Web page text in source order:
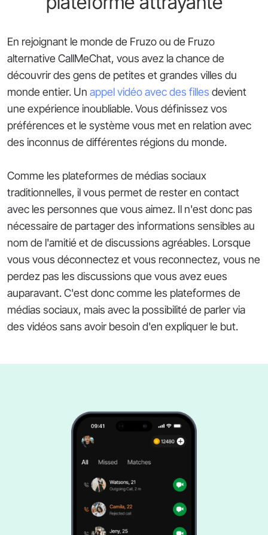
En rejoignant le monde de Fruzo ou de Fruzo
alternative CallMeChat, vous avez la chance de
découvrir des gens de petites et grandes villes du
monde entier. Un appel vidéo avec des filles devient
une expérience inoubliable. Vous définissez vos
préférences et le système vous met en relation avec
des inconnus de différentes régions du monde.
Comme les plateformes de médias sociaux
traditionnelles, il vous permet de rester en contact
avec les personnes que vous aimez. Il n'est donc pas
nécessaire de partager des informations sensibles au
nom de l'amitié et de discussions agréables. Lorsque
vous vous déconnectez et vous reconnectez, vous ne
perdez pas les discussions que vous avez eues
auparavant. C'est donc comme les plateformes de
médias sociaux, mais avec la possibilité de parler via
des vidéos sans avoir besoin d'en expliquer le but.